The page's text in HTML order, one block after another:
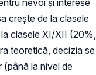
crește de la clasele
clasele XI/XII (20%,
teoretică, decizia se
la nivel de